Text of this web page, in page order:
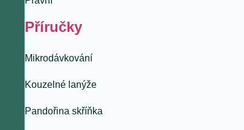
Příručky
Mikrodávkování
Kouzelné lanýže
Pandořina skříňka